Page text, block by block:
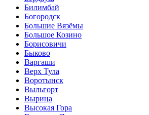
Билимбай
Богородск
Большие Вязёмы
Большое Козино
Борисовичи
Быково
Варгаши
Верх Тула
Воротынск
Выльгорт
Вырица
Высокая Гора